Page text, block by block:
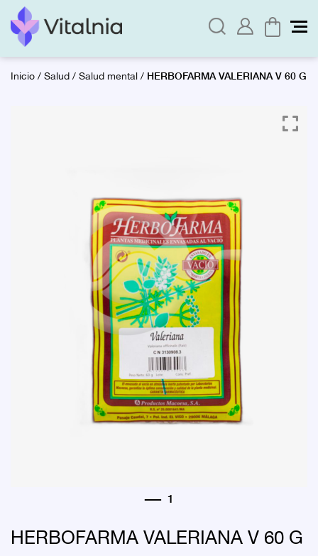
Inicio/Salud/Salud mental/ HERBOFARMA VALERIANA V 60 G
HERBOFARMA VALERIANA V 60 G